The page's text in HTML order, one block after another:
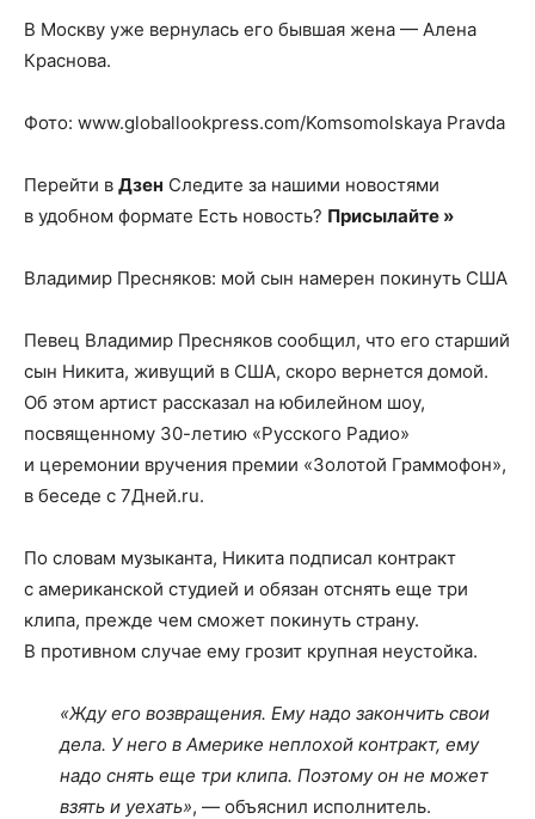
нем
В Москву уже вернулась его бывшая жена — Алена
Краснова.
Фото: www.globallookpress.com/Komsomolskaya Pravda
Перейти в Дзен Следите за нашими новостями
в удобном формате Есть новость? Присылайте »
Владимир Пресняков: мой сын намерен покинуть США
Певец Владимир Пресняков сообщил, что его старший
сын Никита, живущий в США, скоро вернется домой.
Об этом артист рассказал на юбилейном шоу,
посвященному 30-летию «Русского Радио»
и церемонии вручения премии «Золотой Граммофон»,
в беседе с 7Дней.ru.
По словам музыканта, Никита подписал контракт
с американской студией и обязан отснять еще три
клипа, прежде чем сможет покинуть страну.
В противном случае ему грозит крупная неустойка.
«Жду его возвращения. Ему надо закончить свои
дела. У него в Америке неплохой контракт, ему
надо снять еще три клипа. Поэтому он не может
взять и уехать», — объяснил исполнитель.